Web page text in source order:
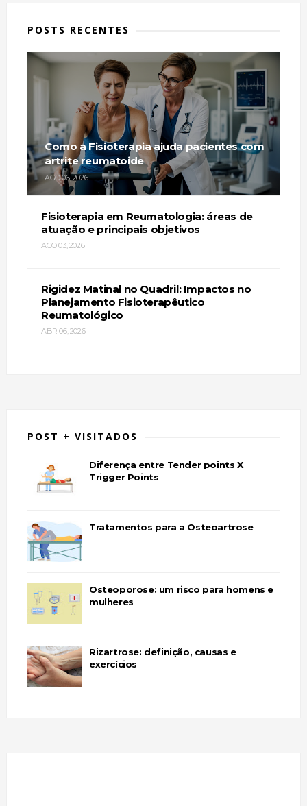
POSTS RECENTES
Como a Fisioterapia ajuda pacientes com
artrite reumatoide
AGO 06, 2026
Fisioterapia em Reumatologia: áreas de
atuação e principais objetivos
AGO 03, 2026
Rigidez Matinal no Quadril: Impactos no
Planejamento Fisioterapêutico
Reumatológico
ABR 06, 2026
POST + VISITADOS
Diferença entre Tender points X
Trigger Points
Tratamentos para a Osteoartrose
Osteoporose: um risco para homens e
mulheres
Rizartrose: definição, causas e
exercícios